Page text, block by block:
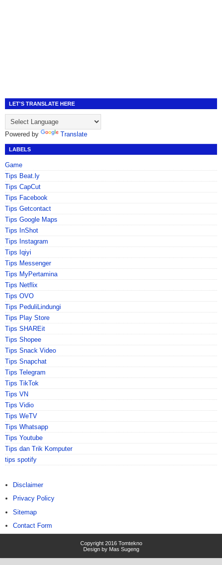
LET'S TRANSLATE HERE
Powered by Translate
LABELS
Game
Tips Beat.ly
Tips CapCut
Tips Facebook
Tips Getcontact
Tips Google Maps
Tips InShot
Tips Instagram
Tips Iqiyi
Tips Messenger
Tips MyPertamina
Tips Netflix
Tips OVO
Tips PeduliLindungi
Tips Play Store
Tips SHAREit
Tips Shopee
Tips Snack Video
Tips Snapchat
Tips Telegram
Tips TikTok
Tips VN
Tips Vidio
Tips WeTV
Tips Whatsapp
Tips Youtube
Tips dan Trik Komputer
tips spotify
Disclaimer
Privacy Policy
Sitemap
Contact Form
Copyright 2016 Tomtekno
Design by Mas Sugeng